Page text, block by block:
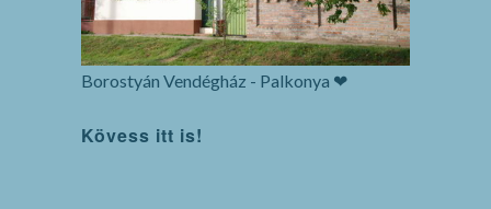
Borostyán Vendégház - Palkonya ❤
Kövess itt is!